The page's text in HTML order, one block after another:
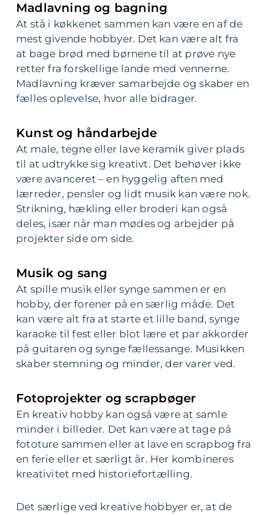
Madlavning og bagning
At stå i køkkenet sammen kan være en af de
mest givende hobbyer. Det kan være alt fra
at bage brød med børnene til at prøve nye
retter fra forskellige lande med vennerne.
Madlavning kræver samarbejde og skaber en
fælles oplevelse, hvor alle bidrager.
Kunst og håndarbejde
At male, tegne eller lave keramik giver plads
til at udtrykke sig kreativt. Det behøver ikke
være avanceret – en hyggelig aften med
lærreder, pensler og lidt musik kan være nok.
Strikning, hækling eller broderi kan også
deles, især når man mødes og arbejder på
projekter side om side.
Musik og sang
At spille musik eller synge sammen er en
hobby, der forener på en særlig måde. Det
kan være alt fra at starte et lille band, synge
karaoke til fest eller blot lære et par akkorder
på guitaren og synge fællessange. Musikken
skaber stemning og minder, der varer ved.
Fotoprojekter og scrapbøger
En kreativ hobby kan også være at samle
minder i billeder. Det kan være at tage på
fototure sammen eller at lave en scrapbog fra
en ferie eller et særligt år. Her kombineres
kreativitet med historiefortælling.
Det særlige ved kreative hobbyer er, at de